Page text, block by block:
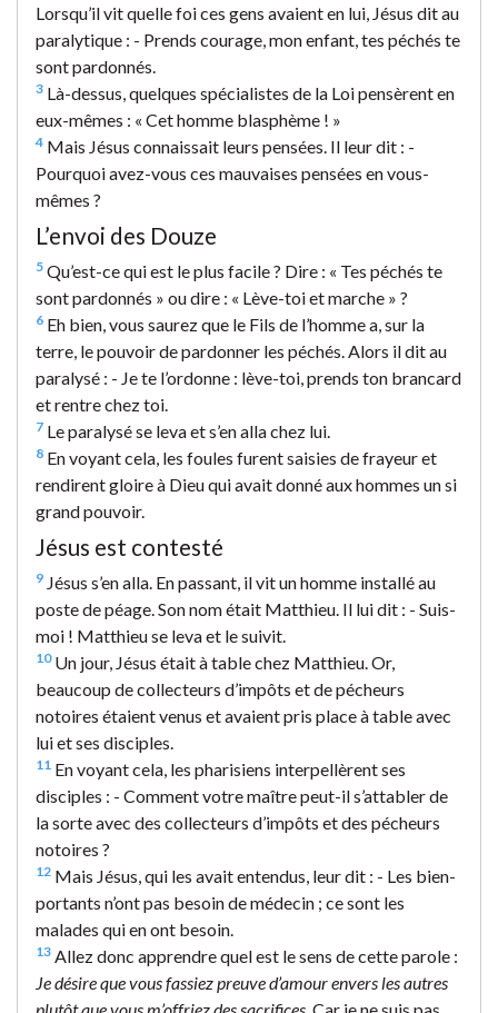
Lorsqu’il vit quelle foi ces gens avaient en lui, Jésus dit au
paralytique : - Prends courage, mon enfant, tes péchés te
sont pardonnés.
3 Là-dessus, quelques spécialistes de la Loi pensèrent en
eux-mêmes : « Cet homme blasphème ! »
4 Mais Jésus connaissait leurs pensées. Il leur dit : -
Pourquoi avez-vous ces mauvaises pensées en vous-
mêmes ?
L’envoi des Douze
5 Qu’est-ce qui est le plus facile ? Dire : « Tes péchés te
sont pardonnés » ou dire : « Lève-toi et marche » ?
6 Eh bien, vous saurez que le Fils de l’homme a, sur la
terre, le pouvoir de pardonner les péchés. Alors il dit au
paralysé : - Je te l’ordonne : lève-toi, prends ton brancard
et rentre chez toi.
7 Le paralysé se leva et s’en alla chez lui.
8 En voyant cela, les foules furent saisies de frayeur et
rendirent gloire à Dieu qui avait donné aux hommes un si
grand pouvoir.
Jésus est contesté
9 Jésus s’en alla. En passant, il vit un homme installé au
poste de péage. Son nom était Matthieu. Il lui dit : - Suis-
moi ! Matthieu se leva et le suivit.
10Un jour, Jésus était à table chez Matthieu. Or,
beaucoup de collecteurs d’impôts et de pécheurs
notoires étaient venus et avaient pris place à table avec
lui et ses disciples.
11 En voyant cela, les pharisiens interpellèrent ses
disciples : - Comment votre maître peut-il s’attabler de
la sorte avec des collecteurs d’impôts et des pécheurs
notoires ?
12 Mais Jésus, qui les avait entendus, leur dit : - Les bien-
portants n’ont pas besoin de médecin ; ce sont les
malades qui en ont besoin.
13 Allez donc apprendre quel est le sens de cette parole :
Je désire que vous fassiez preuve d’amour envers les autres
plutôt que vous m’offriez des sacrifices . Car je ne suis pas